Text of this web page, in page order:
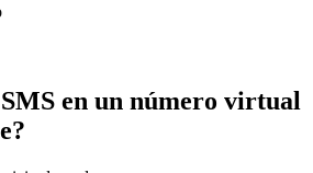
en un número virtual